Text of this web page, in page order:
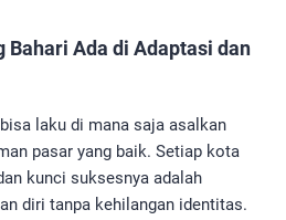
Bahari Ada di Adaptasi dan
laku di mana saja asalkan
pasar yang baik. Setiap kota
kunci suksesnya adalah
diri tanpa kehilangan identitas.